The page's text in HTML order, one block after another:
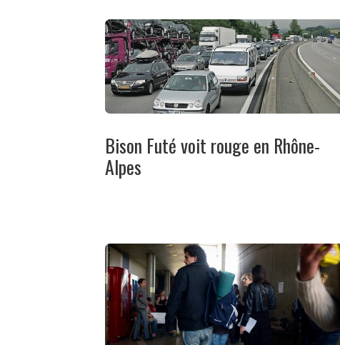
Bison Futé voit rouge en Rhône-
Alpes